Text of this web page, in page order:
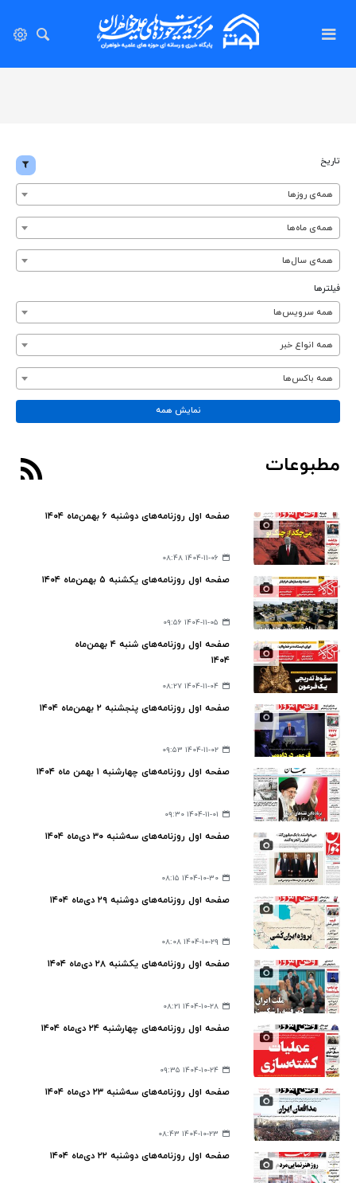
مطبوعات
صفحه اول روزنامه‌های دوشنبه ۶ بهمن‌ماه ۱۴۰۴
۱۴۰۴-۱۱-۰۶ ۰۸:۴۸
صفحه اول روزنامه‌های یکشنبه ۵ بهمن‌ماه ۱۴۰۴
۱۴۰۴-۱۱-۰۵ ۰۹:۵۶
صفحه اول روزنامه‎‌های شنبه ۴ بهمن‌ماه
۱۴۰۴
۱۴۰۴-۱۱-۰۴ ۰۸:۲۷
صفحه اول روزنامه‌های پنجشنبه ۲ بهمن‌ماه ۱۴۰۴
۱۴۰۴-۱۱-۰۲ ۰۹:۵۳
صفحه اول روزنامه‌های چهارشنبه ۱ بهمن ماه ۱۴۰۴
۱۴۰۴-۱۱-۰۱ ۰۹:۳۰
صفحه اول روزنامه‌های سه‌شنبه ۳۰ دی‌ماه ۱۴۰۴
۱۴۰۴-۱۰-۳۰ ۰۸:۱۵
صفحه اول روزنامه‌های دوشنبه ۲۹ دی‌ماه ۱۴۰۴
۱۴۰۴-۱۰-۲۹ ۰۸:۰۸
صفحه اول روزنامه‌های یکشنبه ۲۸ دی‌ماه ۱۴۰۴
۱۴۰۴-۱۰-۲۸ ۰۸:۲۱
صفحه اول روزنامه‌های چهارشنبه ۲۴ دی‌ماه ۱۴۰۴
۱۴۰۴-۱۰-۲۴ ۰۹:۳۵
صفحه اول روزنامه‌های سه‌شنبه ۲۳ دی‌ماه ۱۴۰۴
۱۴۰۴-۱۰-۲۳ ۰۸:۴۳
صفحه اول روزنامه‌های دوشنبه ۲۲ دی‌ماه ۱۴۰۴
تاریخ
همه‌ی روزها
همه‌ی ماه‌ها
همه‌ی سال‌ها
فیلترها
همه سرویس‌ها
همه انواع خبر
همه باکس‌ها
نمایش همه